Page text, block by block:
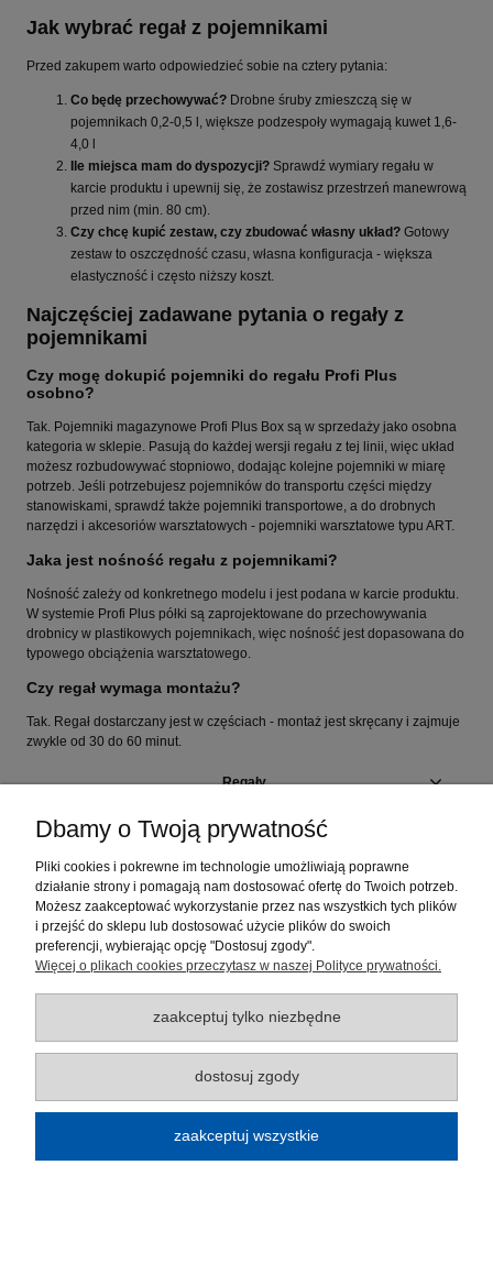
Jak wybrać regał z pojemnikami
Przed zakupem warto odpowiedzieć sobie na cztery pytania:
Co będę przechowywać? Drobne śruby zmieszczą się w
pojemnikach 0,2-0,5 l, większe podzespoły wymagają kuwet 1,6-
4,0 l
Ile miejsca mam do dyspozycji? Sprawdź wymiary regału w
karcie produktu i upewnij się, że zostawisz przestrzeń manewrową
przed nim (min. 80 cm).
Czy chcę kupić zestaw, czy zbudować własny układ? Gotowy
zestaw to oszczędność czasu, własna konfiguracja - większa
elastyczność i często niższy koszt.
Najczęściej zadawane pytania o regały z
pojemnikami
Czy mogę dokupić pojemniki do regału Profi Plus
osobno?
Tak. Pojemniki magazynowe Profi Plus Box są w sprzedaży jako osobna
kategoria w sklepie. Pasują do każdej wersji regału z tej linii, więc układ
możesz rozbudowywać stopniowo, dodając kolejne pojemniki w miarę
potrzeb. Jeśli potrzebujesz pojemników do transportu części między
stanowiskami, sprawdź także pojemniki transportowe, a do drobnych
narzędzi i akcesoriów warsztatowych - pojemniki warsztatowe typu ART.
Jaka jest nośność regału z pojemnikami?
Nośność zależy od konkretnego modelu i jest podana w karcie produktu.
W systemie Profi Plus półki są zaprojektowane do przechowywania
drobnicy w plastikowych pojemnikach, więc nośność jest dopasowana do
typowego obciążenia warsztatowego.
Czy regał wymaga montażu?
Tak. Regał dostarczany jest w częściach - montaż jest skręcany i zajmuje
zwykle od 30 do 60 minut.
Regały
Szafki i pojemniki
Elementy regałów
Moje konto
Płatności i dostawa
Informacje
O nas
Regulamin sklepu
Dbamy o Twoją prywatność
Pliki cookies i pokrewne im technologie umożliwiają poprawne
działanie strony i pomagają nam dostosować ofertę do Twoich potrzeb.
Możesz zaakceptować wykorzystanie przez nas wszystkich tych plików
i przejść do sklepu lub dostosować użycie plików do swoich
preferencji, wybierając opcję "Dostosuj zgody".
Więcej o plikach cookies przeczytasz w naszej Polityce prywatności.
zaakceptuj tylko niezbędne
dostosuj zgody
zaakceptuj wszystkie